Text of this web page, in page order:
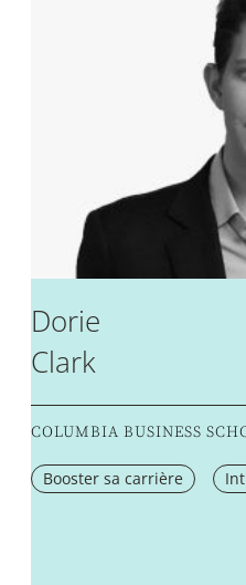
Dorie
Clark
COLUMBIA BUSINESS
Booster sa carrière